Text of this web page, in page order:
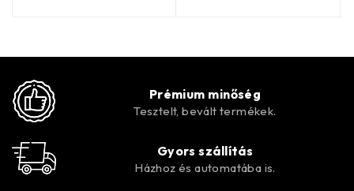
Prémium minőség
Tesztelt, bevált termékek.
Gyors szállítás
Házhoz és automatába is.